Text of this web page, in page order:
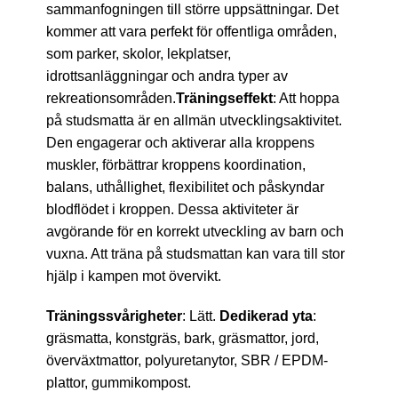
sammanfogningen till större uppsättningar. Det
kommer att vara perfekt för offentliga områden,
som parker, skolor, lekplatser,
idrottsanläggningar och andra typer av
rekreationsområden.Träningseffekt: Att hoppa
på studsmatta är en allmän utvecklingsaktivitet.
Den engagerar och aktiverar alla kroppens
muskler, förbättrar kroppens koordination,
balans, uthållighet, flexibilitet och påskyndar
blodflödet i kroppen. Dessa aktiviteter är
avgörande för en korrekt utveckling av barn och
vuxna. Att träna på studsmattan kan vara till stor
hjälp i kampen mot övervikt.
Träningssvårigheter: Lätt. Dedikerad yta:
gräsmatta, konstgräs, bark, gräsmattor, jord,
överväxtmattor, polyuretanytor, SBR / EPDM-
plattor, gummikompost.